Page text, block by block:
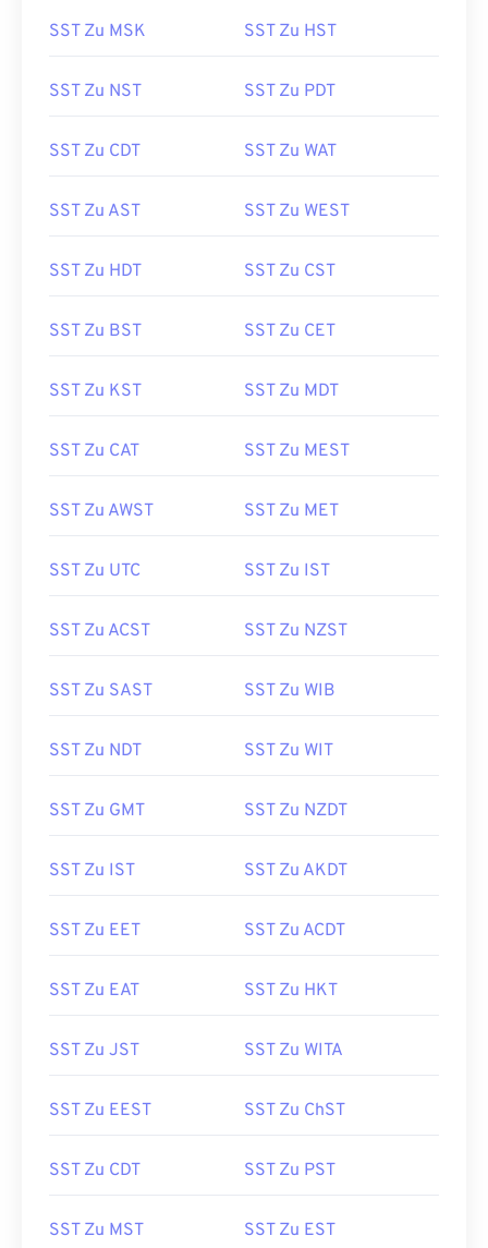
SST Zu MSK SST Zu HST
SST Zu NST SST Zu PDT
SST Zu CDT SST Zu WAT
SST Zu AST SST Zu WEST
SST Zu HDT SST Zu CST
SST Zu BST SST Zu CET
SST Zu KST SST Zu MDT
SST Zu CAT SST Zu MEST
SST Zu AWST SST Zu MET
SST Zu UTC SST Zu IST
SST Zu ACST SST Zu NZST
SST Zu SAST SST Zu WIB
SST Zu NDT SST Zu WIT
SST Zu GMT SST Zu NZDT
SST Zu IST SST Zu AKDT
SST Zu EET SST Zu ACDT
SST Zu EAT SST Zu HKT
SST Zu JST SST Zu WITA
SST Zu EEST SST Zu ChST
SST Zu CDT SST Zu PST
SST Zu MST SST Zu EST